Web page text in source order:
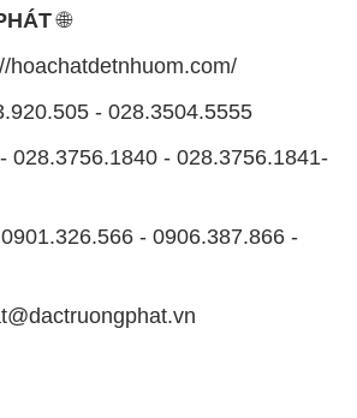
🌐
hoachatdetnhuom.com/
- 028.3504.5555
028.3756.1840 - 028.3756.1841-
- 0906.387.866 -